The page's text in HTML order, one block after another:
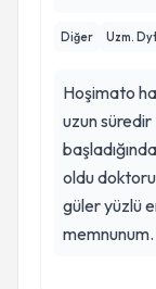
Diğer Uzm.
Hoşimato
uzun
oldu
güler yüzlü
memnunum.